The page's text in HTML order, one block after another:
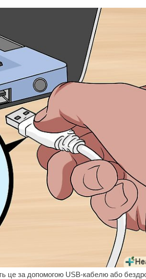
це за допомогою USB-кабелю або